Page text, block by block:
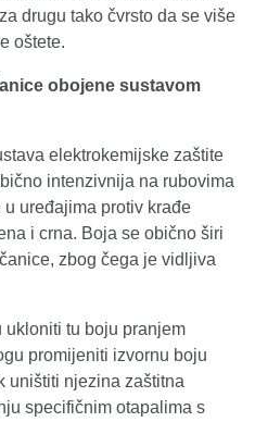
drugu tako čvrsto da se više
oštete.
obojene sustavom
elektrokemijske zaštite
intenzivnija na rubovima
uređajima protiv krađe
i crna. Boja se obično širi
zbog čega je vidljiva
tu boju pranjem
promijeniti izvornu boju
uništiti njezina zaštitna
specifičnim otapalima s